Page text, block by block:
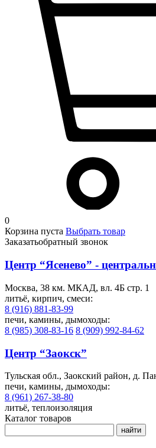
0
Корзина пуста Выбрать товар
Заказатьобратный звонок
Центр “Ясенево” -
Москва, 38 км. МКАД, вл. 4Б стр. 1
литьё, кирпич, смеси:
8 (916) 881-83-99
печи, камины, дымоходы:
8 (985) 308-83-16 8 (909) 992-84-62
Центр “Заокск”
Тульская обл., Заокский район, д.
печи, камины, дымоходы:
8 (961) 267-38-80
литьё, теплоизоляция
Каталог товаров
найти